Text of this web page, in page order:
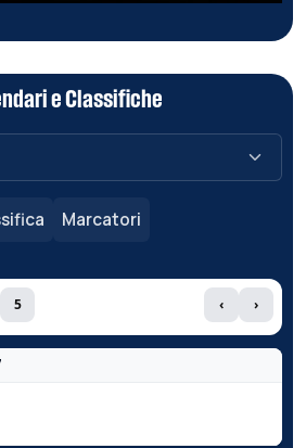
e Classifiche
Marcatori
5 ‹ ›